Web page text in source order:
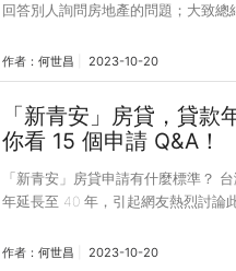
回答別人詢問房地產的問題；大致總
題的態度令我感到不耐煩，這種人起
主」，然後問我該怎麼處理。 坦白
是我可以處理得了？像這種的就只
別人帽子的行為，不管是建商扣地
來，我發現開口就罵「官商勾結」、
作者： 何世昌 2023-10-20
「新青安」房貸，貸
你看 15 個申請 Q&A！
「新青安」房貸申請有什麼標準？
年延長至 40 年，引起網友熱烈討論
一，只是我們自己沒發現而已，這部
作者： 何世昌 2023-10-20